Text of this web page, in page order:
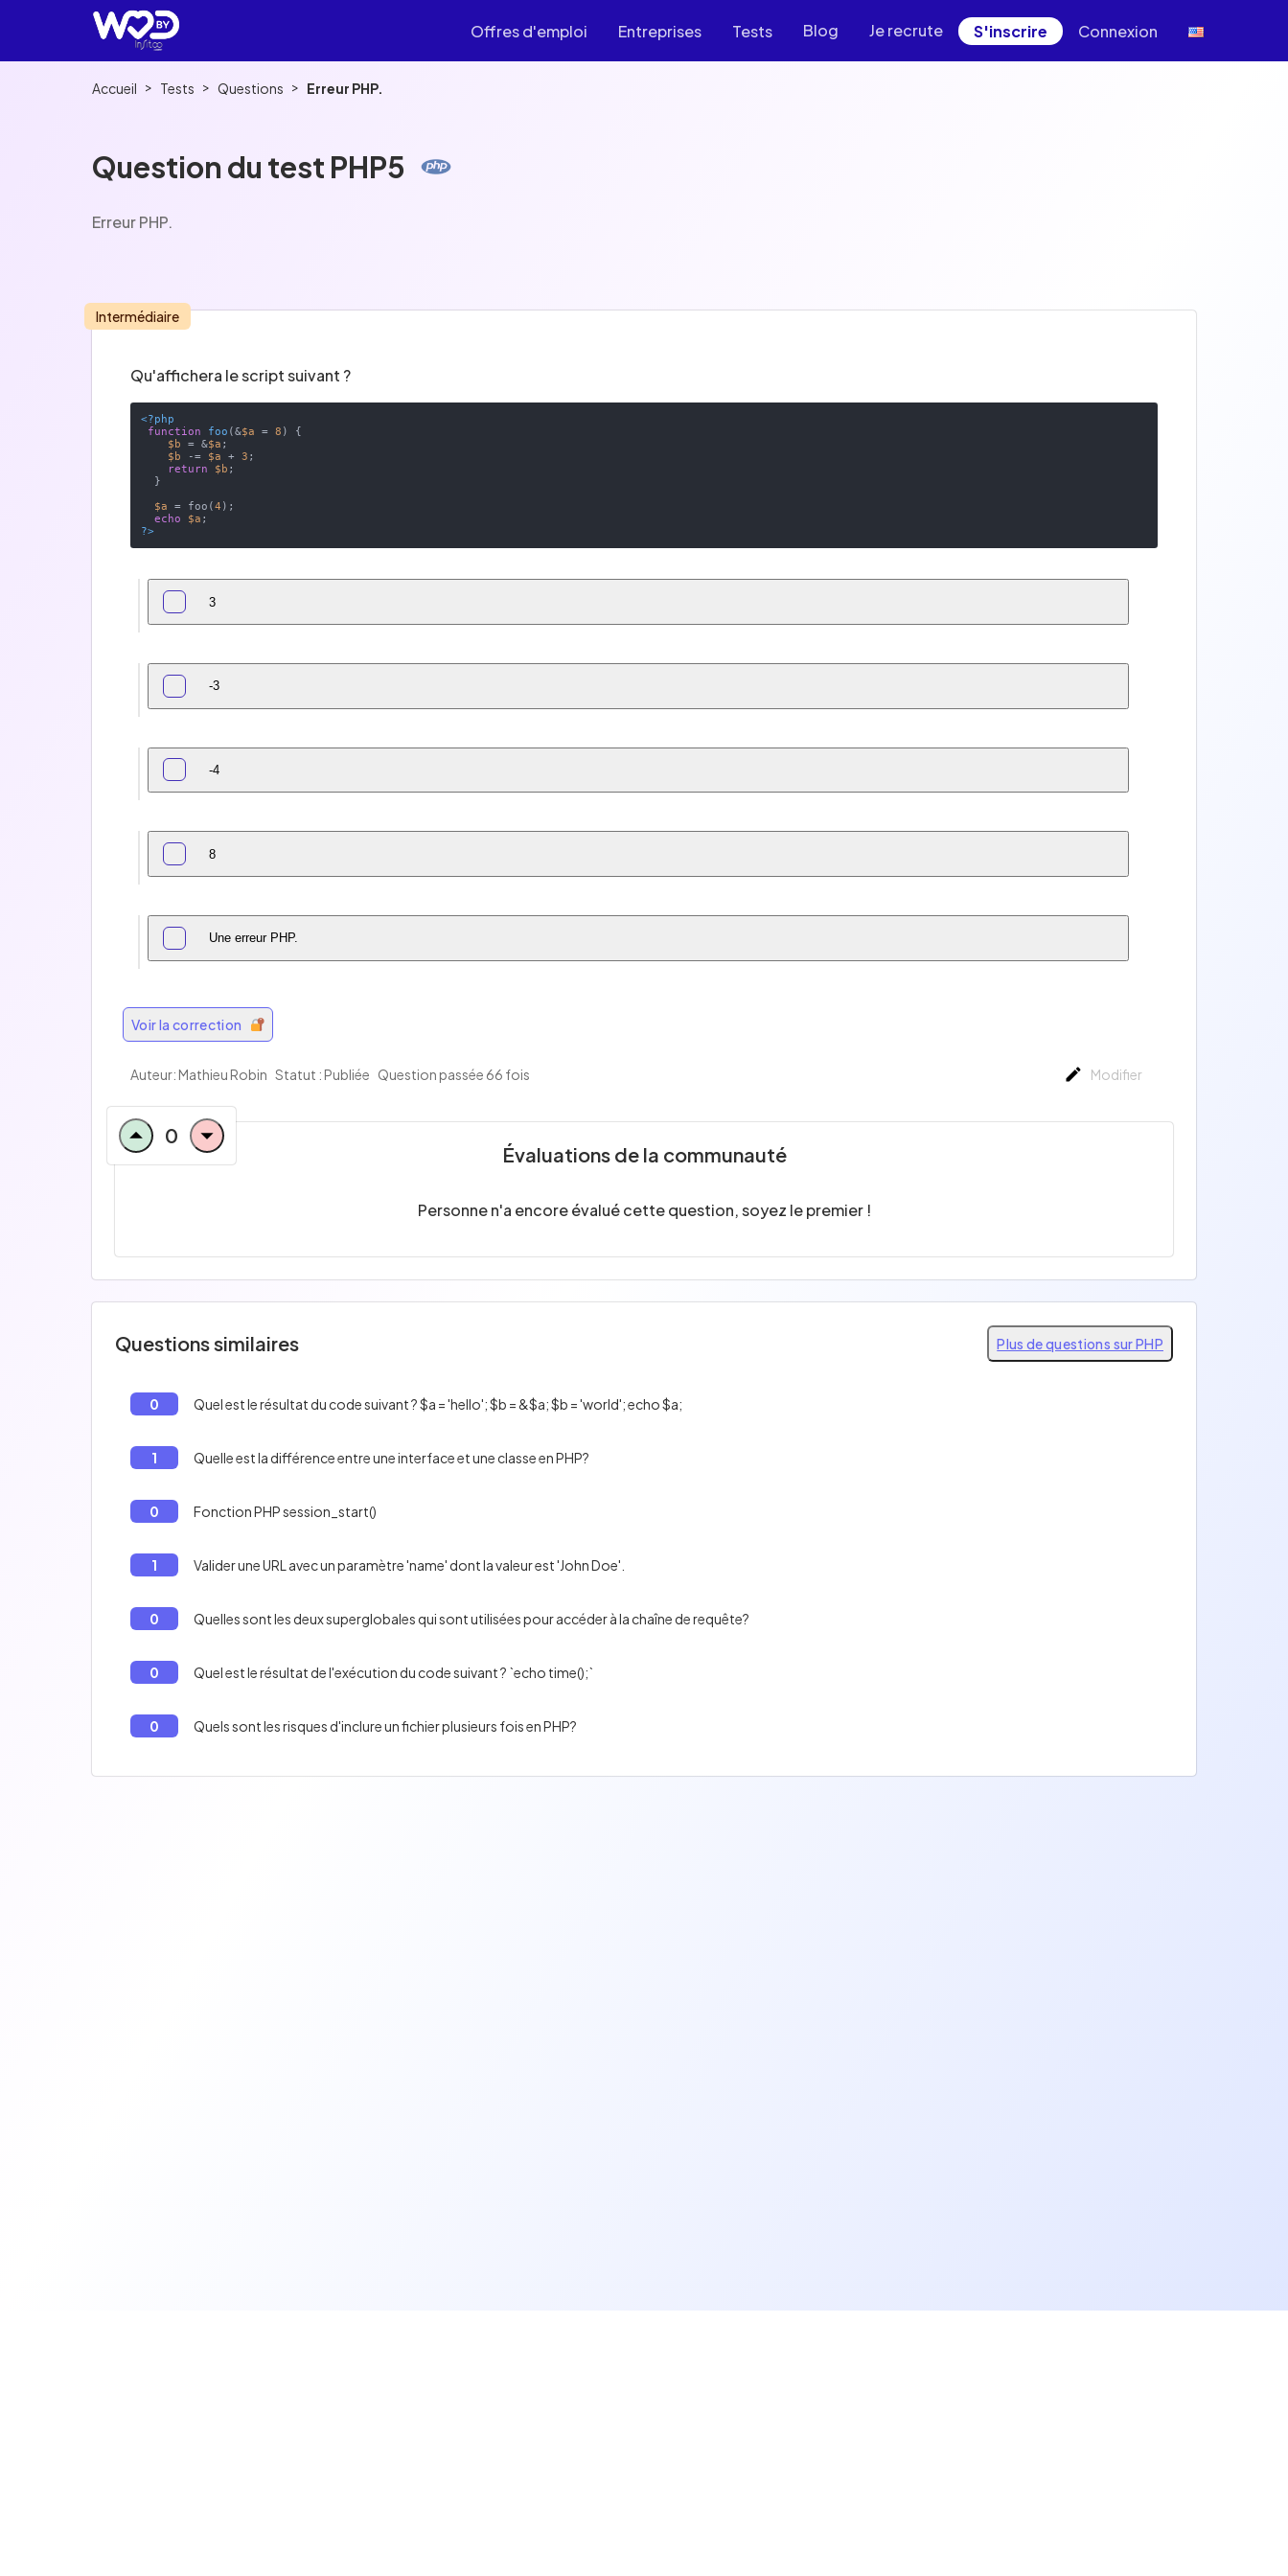
Offres d'emploi Entreprises Tests Blog Je recrute S'inscrire Connexion
Accueil > Tests > Questions > Erreur PHP.
Question du test PHP5
Erreur PHP.
Intermédiaire
Qu'affichera le script suivant ?
<?php
function
foo (&$a = 8 ) {
$b = &$a ;
$b -= $a + 3 ;
return
$b ;
$a = foo(4 );
echo
$a
?>
3
-3
-4
8
Une erreur PHP.
Voir la correction
Auteur: Mathieu Robin Statut : Publiée Question passée 66 fois Modifier
0
Évaluations de la communauté
Personne n'a encore évalué cette question, soyez le premier !
Questions similaires Plus de questions sur PHP
0 Quel est le résultat du code suivant ? $a = 'hello'; $b = &$a; $b = 'world'; echo $a;
1 Quelle est la différence entre une interface et une classe en PHP?
0 Fonction PHP session_start()
1 Valider une URL avec un paramètre 'name' dont la valeur est 'John Doe'.
0 Quelles sont les deux superglobales qui sont utilisées pour accéder à la chaîne de requête?
0 Quel est le résultat de l'exécution du code suivant ? `echo time();`
0 Quels sont les risques d'inclure un fichier plusieurs fois en PHP?